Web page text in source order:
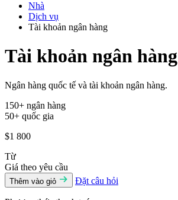
Nhà
Dịch vụ
Tài khoản ngân hàng
Tài khoản ngân hàng
Ngân hàng quốc tế và tài khoản ngân hàng.
150+ ngân hàng
50+ quốc gia
$1 800
Từ
Giá theo yêu cầu
Thêm vào giỏ Đặt câu hỏi